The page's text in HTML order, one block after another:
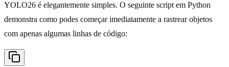
YOLO26 é elegantemente simples. O seguinte script em Python
demonstra como podes começar imediatamente a rastrear objetos
com apenas algumas linhas de código: